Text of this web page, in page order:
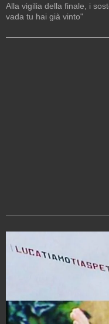
Alla vigilia della finale, i
vada tu hai già vinto"